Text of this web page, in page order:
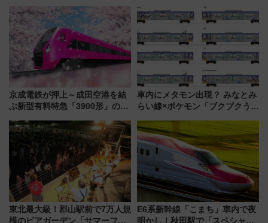
14日から 新車両「トキイロ」体
験ブースも アクセスや申込方法
を解説
で水素利活用が加速
京成電鉄が押上～成田空港を結
ぶ新型有料特急「3900形」のコ
募集も実施
車内にメタモン出現？ みなとみ
らい線×ポケモン「ブクブクうみ
行開始に！ この夏は直通列車で
横浜へ！
東北最大級！郡山駅前で7万人規
模のビアガーデン「サマーフェ
E6系新幹線「こまち」車内で夜
明かし！秋田駅で「スペシャル